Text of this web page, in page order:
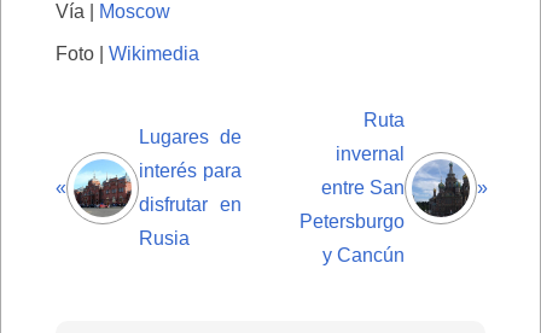
Vía | Moscow
Foto | Wikimedia
«
Lugares de
interés para
disfrutar en
Rusia
Ruta
invernal
entre San
Petersburgo
y Cancún
»